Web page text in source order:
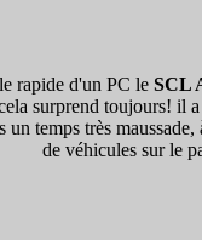
rapide d'un PC le SCL
surprend toujours! il
un temps très
de véhicules sur le